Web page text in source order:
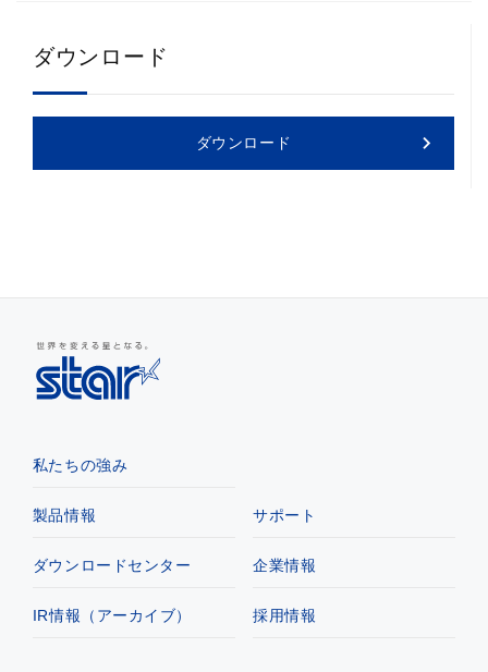
ダウンロード
ダウンロード
私たちの強み
製品情報 サポート
ダウンロードセンター 企業情報
IR情報（アーカイブ） 採用情報